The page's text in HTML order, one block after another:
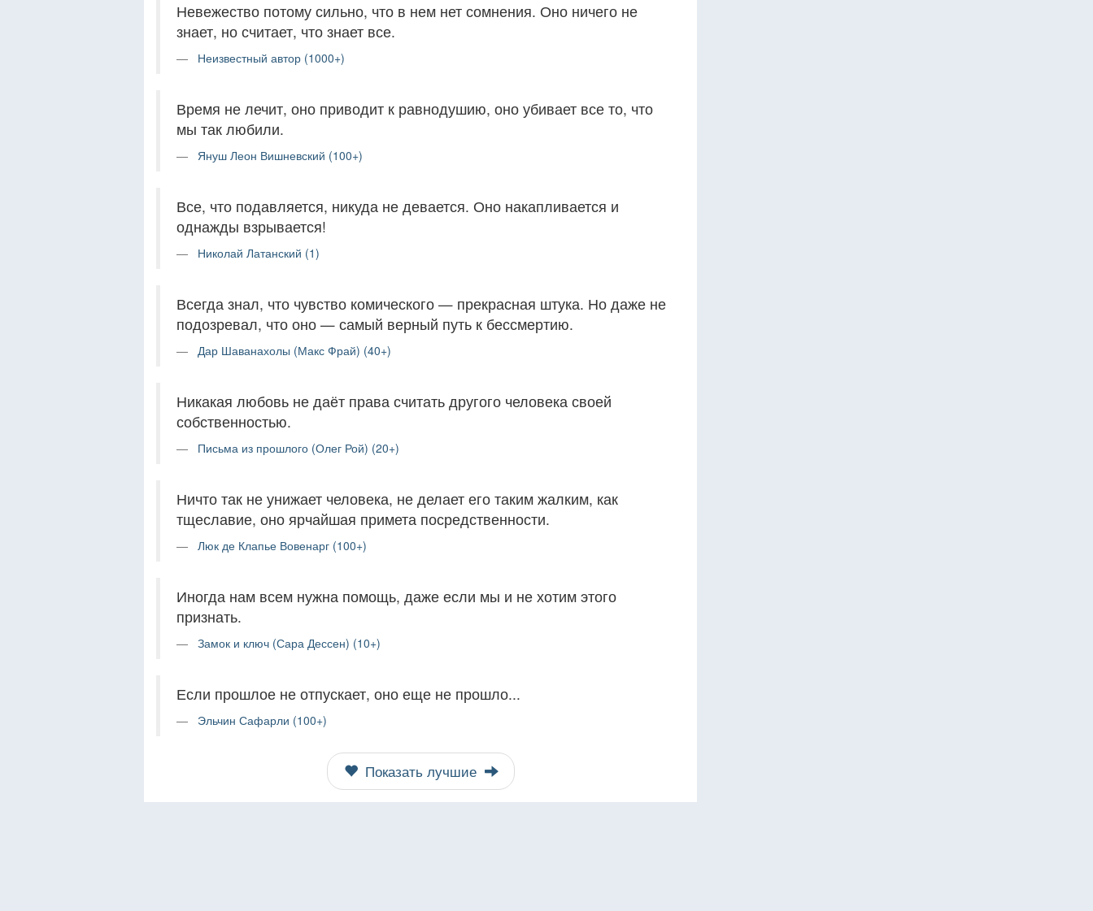
Невежество потому сильно, что в нем нет сомнения. Оно ничего не
знает, но считает, что знает все.
Неизвестный автор (1000+)
Время не лечит, оно приводит к равнодушию, оно убивает все то, что
мы так любили.
Януш Леон Вишневский (100+)
Все, что подавляется, никуда не девается. Оно накапливается и
однажды взрывается!
Николай Латанский (1)
Всегда знал, что чувство комического — прекрасная штука. Но даже не
подозревал, что оно — самый верный путь к бессмертию.
Дар Шаванахолы (Макс Фрай) (40+)
Никакая любовь не даёт права считать другого человека своей
собственностью.
Письма из прошлого (Олег Рой) (20+)
Ничто так не унижает человека, не делает его таким жалким, как
тщеславие, оно ярчайшая примета посредственности.
Люк де Клапье Вовенарг (100+)
Иногда нам всем нужна помощь, даже если мы и не хотим этого
признать.
Замок и ключ (Сара Дессен) (10+)
Если прошлое не отпускает, оно еще не прошло...
Эльчин Сафарли (100+)
Показать лучшие